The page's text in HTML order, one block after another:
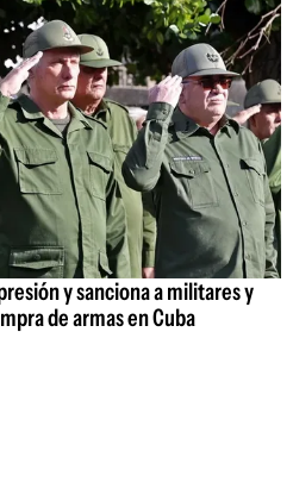
y sanciona a militares y
de armas en Cuba